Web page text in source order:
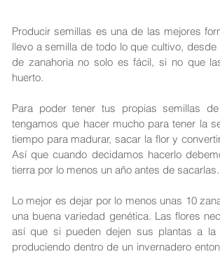
Producir semillas es una de las mejores
llevo a semilla de todo lo que cultivo,
de zanahoria no solo es fácil, si no que
huerto.
Para poder tener tus propias semillas
tengamos que hacer mucho para tener la
tiempo para madurar, sacar la flor y
Así que cuando decidamos hacerlo
tierra por lo menos un año antes de sacarlas.
Lo mejor es dejar por lo menos unas 10
una buena variedad genética. Las flores
así que si pueden dejen sus plantas a
produciendo dentro de un invernadero